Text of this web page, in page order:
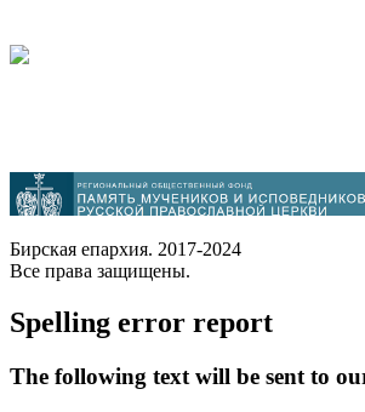
Бирская епархия. 2017-2024
Все права защищены.
Spelling error report
The following text will be sent to